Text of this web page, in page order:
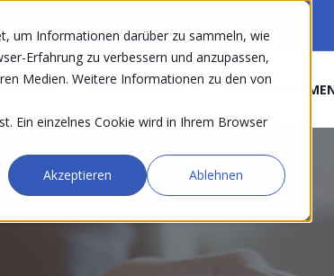
um Informationen darüber zu sammeln, wie
Erfahrung zu verbessern und anzupassen,
Medien. Weitere Informationen zu den von
Ein einzelnes Cookie wird in Ihrem Browser
Akzeptieren
Ablehnen
UNTERNEHMEN